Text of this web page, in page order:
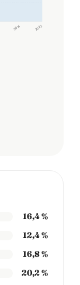
2016 2022
16,4 %
12,4 %
16,8 %
20,2 %